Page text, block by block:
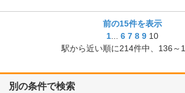
前の15件を表示
1
6 7 8 9 10
駅から近い順に214件中、 136～
別の条件で検索